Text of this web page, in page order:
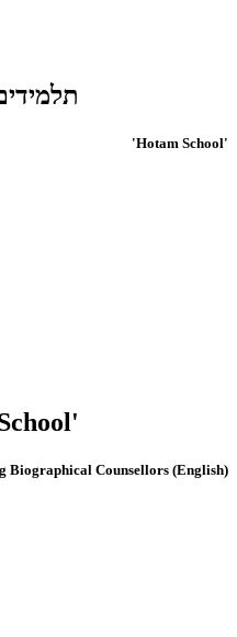
'Hotam School'
(English) Hotam School for Training Biographical Counsellors